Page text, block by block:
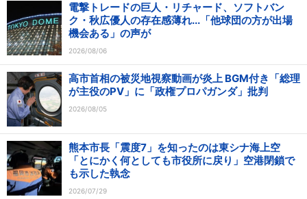
電撃トレードの巨人・リチャード、ソフトバン
ク・秋広優人の存在感薄れ...「他球団の方が出場
機会ある」の声が
2026/08/06
高市首相の被災地視察動画が炎上 BGM付き「総理
が主役のPV」に「政権プロパガンダ」批判
2026/08/05
熊本市長「震度7」を知ったのは東シナ海上空
「とにかく何としても市役所に戻り」空港閉鎖で
も示した執念
2026/07/29